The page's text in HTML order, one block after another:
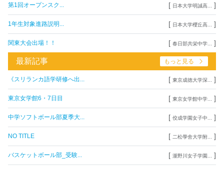
第1回オープンスク... [ 日本大学明誠高... ]
1年生対象進路説明... [ 日本大学櫻丘高... ]
関東大会出場！！ [ 春日部共栄中学... ]
最新記事 もっと見る
《スリランカ語学研修へ出... [ 東京成徳大学深... ]
東京女学館6・7日目 [ 東京女学館中学... ]
中学ソフトボール部夏季大... [ 佼成学園女子中... ]
NO TITLE [ 二松學舍大学附... ]
バスケットボール部_受験... [ 瀧野川女子学園... ]